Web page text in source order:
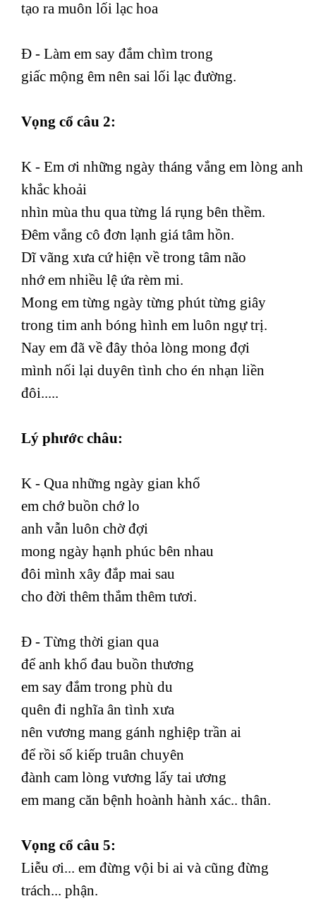
tạo ra muôn lối lạc hoa
Đ - Làm em say đắm chìm trong
giấc mộng êm nên sai lối lạc đường.
Vọng cổ câu 2:
K - Em ơi những ngày tháng vắng em lòng anh
khắc khoải
nhìn mùa thu qua từng lá rụng bên thềm.
Đêm vắng cô đơn lạnh giá tâm hồn.
Dĩ vãng xưa cứ hiện về trong tâm não
nhớ em nhiều lệ ứa rèm mi.
Mong em từng ngày từng phút từng giây
trong tim anh bóng hình em luôn ngự trị.
Nay em đã về đây thỏa lòng mong đợi
mình nối lại duyên tình cho én nhạn liền
đôi.....
Lý phước châu:
K - Qua những ngày gian khổ
em chớ buồn chớ lo
anh vẫn luôn chờ đợi
mong ngày hạnh phúc bên nhau
đôi mình xây đắp mai sau
cho đời thêm thắm thêm tươi.
Đ - Từng thời gian qua
để anh khổ đau buồn thương
em say đắm trong phù du
quên đi nghĩa ân tình xưa
nên vương mang gánh nghiệp trần ai
để rồi số kiếp truân chuyên
đành cam lòng vương lấy tai ương
em mang căn bệnh hoành hành xác.. thân.
Vọng cổ câu 5:
Liễu ơi... em đừng vội bi ai và cũng đừng
trách... phận.